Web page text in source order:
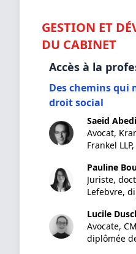
GESTION ET
DU CABINET
Accès à la
Des chemins qui
droit social
Saeid Abedi
Avocat,
Frankel
Pauline
Juriste,
Lefebvre,
Lucile
Avocate,
diplômée